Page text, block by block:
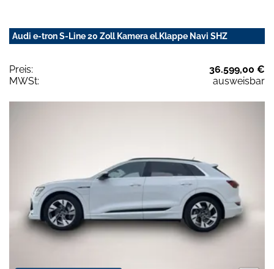
Audi e-tron S-Line 20 Zoll Kamera el.Klappe Navi SHZ
Preis:
36.599,00 €
MWSt:
ausweisbar